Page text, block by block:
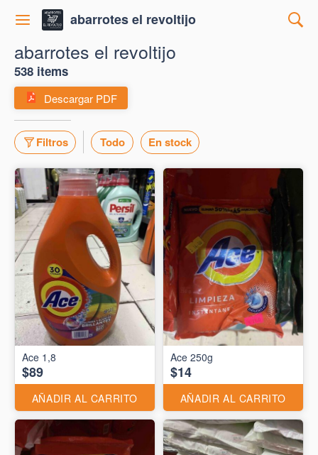
abarrotes el revoltijo
abarrotes el revoltijo
538 items
Descargar PDF
Filtros Todo En stock
Ace 1,8
$89
AÑADIR AL CARRITO
Ace 250g
$14
AÑADIR AL CARRITO